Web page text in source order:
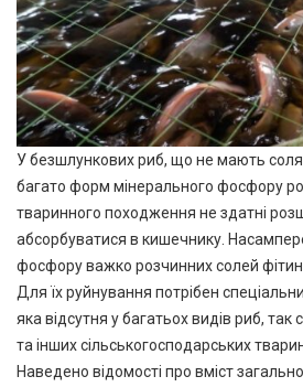
У безшлункових риб, що не мають
багато форм мінерального фосфору
тваринного походження не здатні
абсорбуватися в кишечнику.
фосфору важко розчинних солей
Для їх руйнування потрібен
яка відсутня у багатьох видів риб, так
та інших сільськогосподарських
Наведено відомості про вміст